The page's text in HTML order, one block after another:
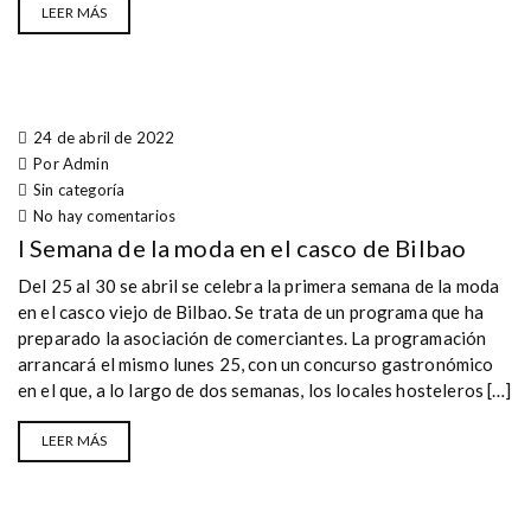
LEER MÁS
24 de abril de 2022
Por Admin
Sin categoría
No hay comentarios
I Semana de la moda en el casco de Bilbao
Del 25 al 30 se abril se celebra la primera semana de la moda
en el casco viejo de Bilbao. Se trata de un programa que ha
preparado la asociación de comerciantes. La programación
arrancará el mismo lunes 25, con un concurso gastronómico
en el que, a lo largo de dos semanas, los locales hosteleros […]
LEER MÁS